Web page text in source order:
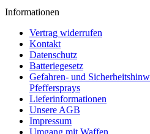
Informationen
Vertrag widerrufen
Kontakt
Datenschutz
Batteriegesetz
Gefahren- und
Pfeffersprays
Lieferinformationen
Unsere AGB
Impressum
Umgang mit Waffen